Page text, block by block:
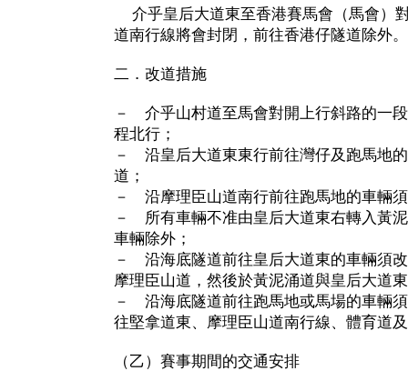
介乎皇后大道東至香港賽馬會（馬會）
道南行線將會封閉，前往香港仔隧道除外。
二．改道措施
－ 介乎山村道至馬會對開上行斜路的一
程北行；
－ 沿皇后大道東東行前往灣仔及跑馬地
道；
－ 沿摩理臣山道南行前往跑馬地的車輛
－ 所有車輛不准由皇后大道東右轉入黃
車輛除外；
－ 沿海底隧道前往皇后大道東的車輛須
摩理臣山道，然後於黃泥涌道與皇后大道
－ 沿海底隧道前往跑馬地或馬場的車輛
往堅拿道東、摩理臣山道南行線、體育道
（乙）賽事期間的交通安排